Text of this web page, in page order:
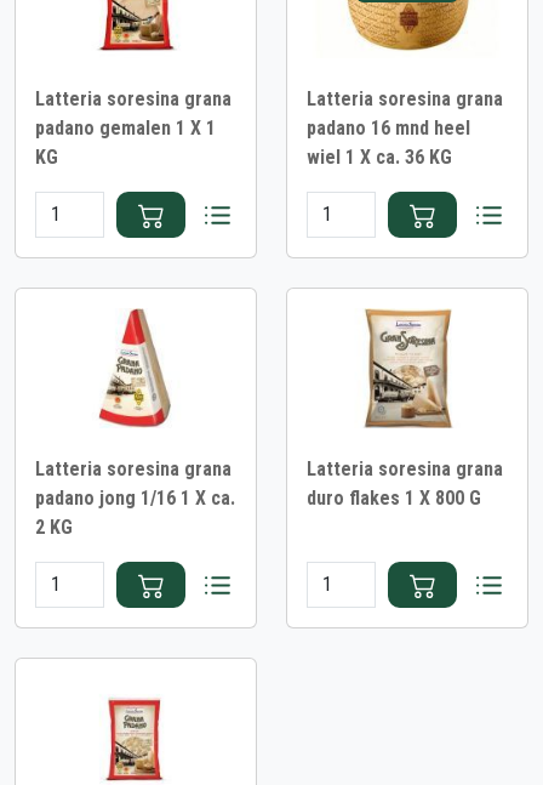
Latteria soresina grana
padano gemalen 1 X 1
KG
Latteria soresina grana
padano 16 mnd heel
wiel 1 X ca. 36 KG
Latteria soresina grana
padano jong 1/16 1 X ca.
2 KG
Latteria soresina grana
duro flakes 1 X 800 G